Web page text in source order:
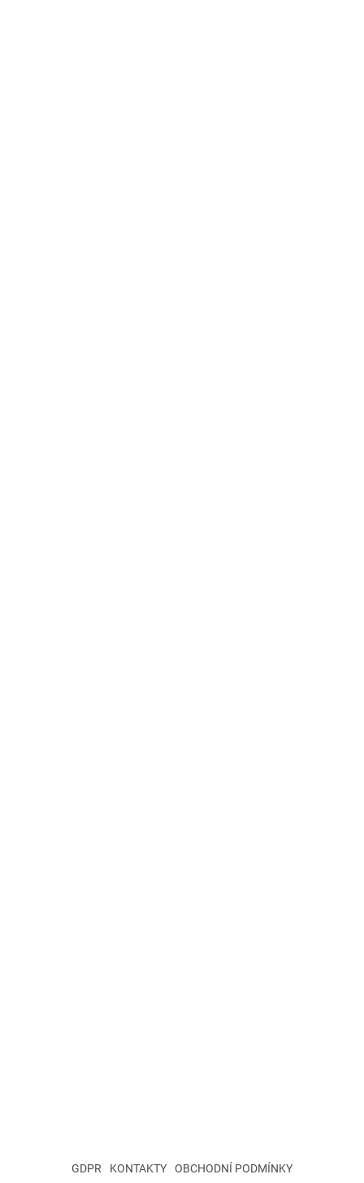
GDPR KONTAKTY OBCHODNÍ PODMÍNKY